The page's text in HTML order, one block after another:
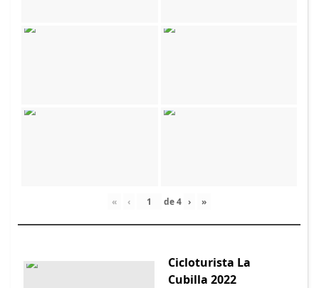
« ‹ de4 › »
Cicloturista La
Cubilla 2022